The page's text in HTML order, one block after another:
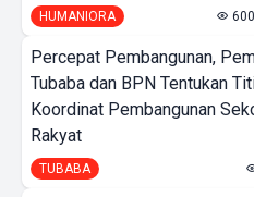
HUMANIORA 600
Percepat Pembangunan,
Tubaba dan BPN Tentukan
Koordinat Pembangunan
Rakyat
TUBABA